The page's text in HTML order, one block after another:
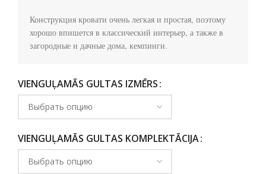
Конструкция кровати очень легкая и простая, поэтому
хорошо впишется в классический интерьер, а также в
загородные и дачные дома, кемпинги.
VIENGUĻAMĀS GULTAS IZMĒRS
VIENGUĻAMĀS GULTAS KOMPLEKTĀCIJA